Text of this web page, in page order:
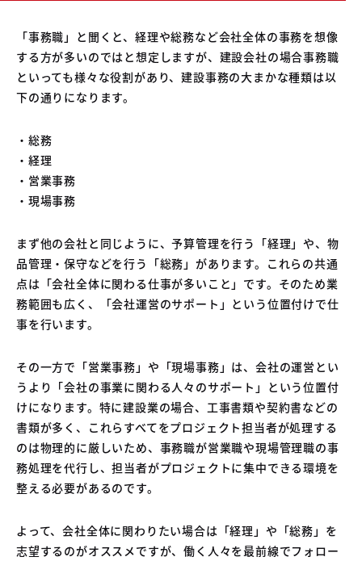
「事務職」と聞くと、経理や総務など会社全体の事務を想像
する方が多いのではと想定しますが、建設会社の場合事務職
といっても様々な役割があり、建設事務の大まかな種類は以
下の通りになります。
・総務
・経理
・営業事務
・現場事務
まず他の会社と同じように、予算管理を行う「経理」や、物
品管理・保守などを行う「総務」があります。これらの共通
点は「会社全体に関わる仕事が多いこと」です。そのため業
務範囲も広く、「会社運営のサポート」という位置付けで仕
事を行います。
その一方で「営業事務」や「現場事務」は、会社の運営とい
うより「会社の事業に関わる人々のサポート」という位置付
けになります。特に建設業の場合、工事書類や契約書などの
書類が多く、これらすべてをプロジェクト担当者が処理する
のは物理的に厳しいため、事務職が営業職や現場管理職の事
務処理を代行し、担当者がプロジェクトに集中できる環境を
整える必要があるのです。
よって、会社全体に関わりたい場合は「経理」や「総務」を
志望するのがオススメですが、働く人々を最前線でフォロー